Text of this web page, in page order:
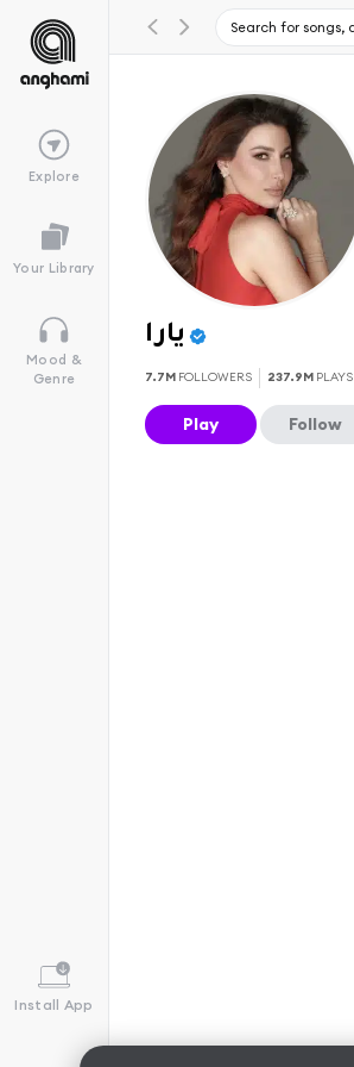
Explore
Your Library
Mood &
Genre
Install App
يارا
7.7M FOLLOWERS 237.9M PLAYS
Play Follow